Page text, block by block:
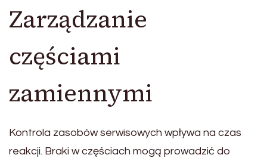
Zarządzanie
częściami
zamiennymi
Kontrola zasobów serwisowych wpływa na czas
reakcji. Braki w częściach mogą prowadzić do